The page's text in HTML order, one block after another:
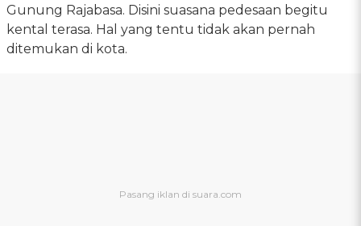
Gunung Rajabasa. Disini suasana pedesaan begitu
kental terasa. Hal yang tentu tidak akan pernah
ditemukan di kota.